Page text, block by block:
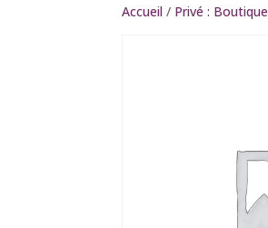
Accueil / Privé : Boutique